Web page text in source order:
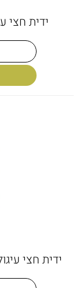
ידית חצי עיגול 3068 מודרני
ידית חצי עיגול 3068 מודרני 64 | 96 מ״מ